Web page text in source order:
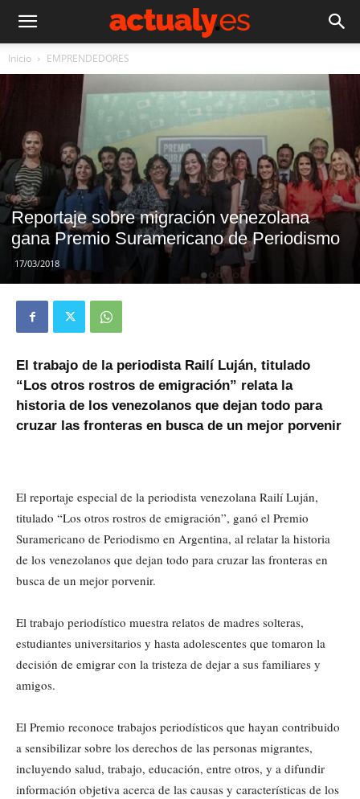
Inicio EMPRENDEDORES
Reportaje sobre migración venezolana
gana Premio Suramericano de Periodismo
17/03/2018
El trabajo de la periodista Railí Luján, titulado
“Los otros rostros de emigración” relata la
historia de los venezolanos que dejan todo para
cruzar las fronteras en busca de un mejor porvenir
El reportaje especial de la periodista venezolana Railí Luján,
titulado “Los otros rostros de emigración”, ganó el Premio
Suramericano de Periodismo en Argentina, al relatar la historia
de los venezolanos que dejan todo para cruzar las fronteras en
busca de un mejor porvenir.
El trabajo periodístico muestra relatos de madres solteras,
estudiantes universitarios y hasta adolescentes que tomaron la
decisión de emigrar con la tristeza de dejar a sus familiares y
amigos.
El Premio reconoce trabajos periodísticos que hayan contribuido
a sensibilizar sobre los derechos de las personas migrantes,
incluyendo salud, trabajo, educación, entre otros, y a difundir
información objetiva acerca de las causas y características de los